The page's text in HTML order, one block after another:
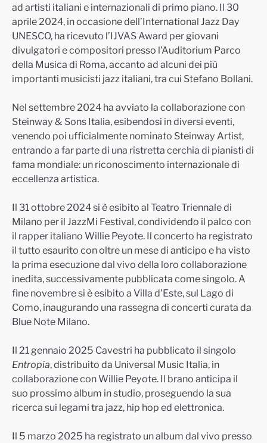
ad artisti italiani e internazionali di primo piano. Il 30
aprile 2024, in occasione dell’International Jazz Day
UNESCO, ha ricevuto l’IJVAS Award per giovani
divulgatori e compositori presso l’Auditorium Parco
della Musica di Roma, accanto ad alcuni dei più
importanti musicisti jazz italiani, tra cui Stefano Bollani.
Nel settembre 2024 ha avviato la collaborazione con
Steinway & Sons Italia, esibendosi in diversi eventi,
venendo poi ufficialmente nominato Steinway Artist,
entrando a far parte di una ristretta cerchia di pianisti di
fama mondiale: un riconoscimento internazionale di
eccellenza artistica.
Il 31 ottobre 2024 si è esibito al Teatro Triennale di
Milano per il JazzMi Festival, condividendo il palco con
il rapper italiano Willie Peyote. Il concerto ha registrato
il tutto esaurito con oltre un mese di anticipo e ha visto
la prima esecuzione dal vivo della loro collaborazione
inedita, successivamente pubblicata come singolo. A
fine novembre si è esibito a Villa d’Este, sul Lago di
Como, inaugurando una rassegna di concerti curata da
Blue Note Milano.
Il 21 gennaio 2025 Cavestri ha pubblicato il singolo
Entropia, distribuito da Universal Music Italia, in
collaborazione con Willie Peyote. Il brano anticipa il
suo prossimo album in studio, proseguendo la sua
ricerca sui legami tra jazz, hip hop ed elettronica.
Il 5 marzo 2025 ha registrato un album dal vivo presso